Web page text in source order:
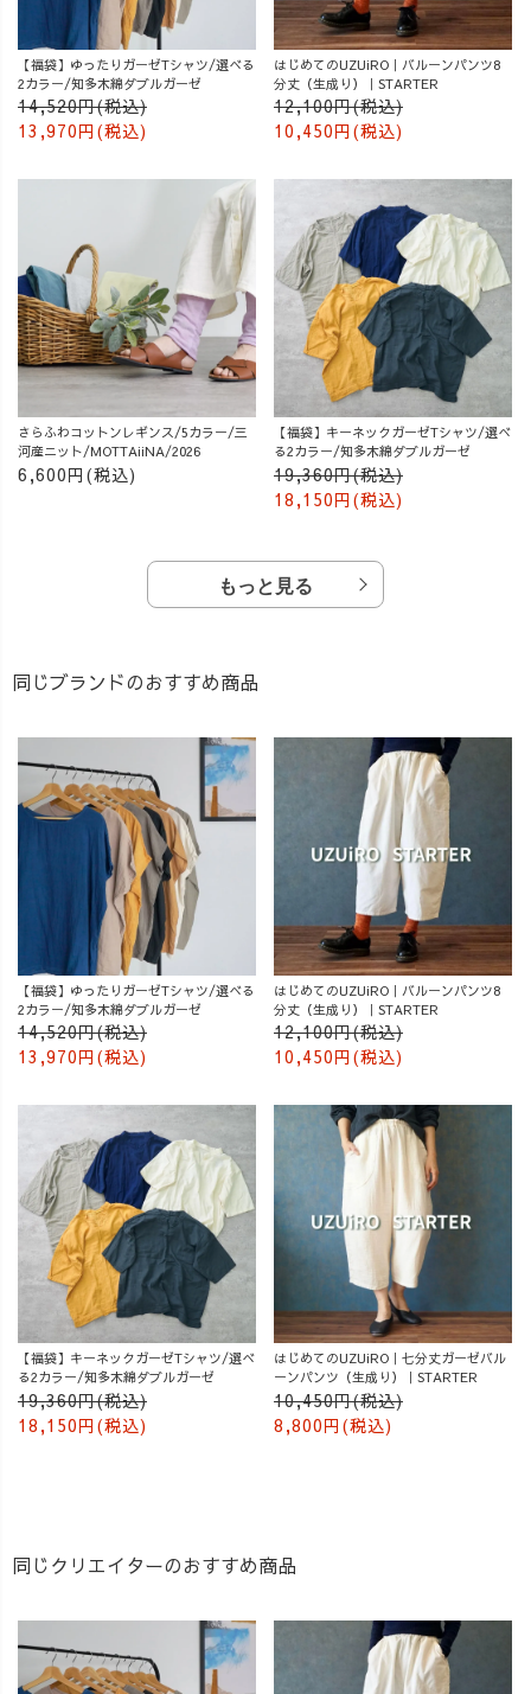
【福袋】ゆったりガーゼTシャツ/選べる
2カラー/知多木綿ダブルガーゼ
14,520円(税込)
13,970円(税込)
はじめてのUZUiRO｜バルーンパンツ8
分丈（生成り）｜STARTER
12,100円(税込)
10,450円(税込)
さらふわコットンレギンス/5カラー/三
河産ニット/MOTTAiiNA/2026
6,600円(税込)
【福袋】キーネックガーゼTシャツ/選べ
る2カラー/知多木綿ダブルガーゼ
19,360円(税込)
18,150円(税込)
もっと見る
同じブランドのおすすめ商品
【福袋】ゆったりガーゼTシャツ/選べる
2カラー/知多木綿ダブルガーゼ
14,520円(税込)
13,970円(税込)
はじめてのUZUiRO｜バルーンパンツ8
分丈（生成り）｜STARTER
12,100円(税込)
10,450円(税込)
【福袋】キーネックガーゼTシャツ/選べ
る2カラー/知多木綿ダブルガーゼ
19,360円(税込)
18,150円(税込)
はじめてのUZUiRO｜七分丈ガーゼバル
ーンパンツ（生成り）｜STARTER
10,450円(税込)
8,800円(税込)
同じクリエイターのおすすめ商品